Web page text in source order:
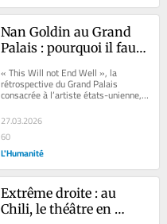
Nan Goldin au Grand
Palais : pourquoi il faut
rétrospective consacrée
à la photographe
« This Will not End Well », la
rétrospective du Grand Palais
consacrée à l’artiste états-unienne,
27.03.2026
60
L'Humanité
Extrême droite : au
Chili, le théâtre en